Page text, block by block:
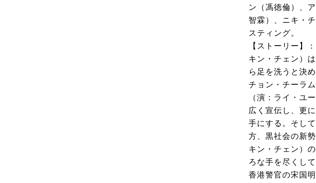
ン（馮徳倫）、
智霖）、ニキ・
スティング。
【ストーリー】
キン・チェン）
ら足を洗うと決
チョン・チーラ
（演：ライ・ユ
広く宣伝し、更
手にする。そし
方、黒社会の新
キン・チェン）
ろな手を尽くし
香港警官の宋国